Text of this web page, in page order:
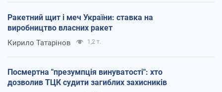
Ракетний щит і меч України: ставка на
виробництво власних ракет
Кирило Татарінов 1,2 т.
Посмертна "презумпція винуватості": хто
дозволив ТЦК судити загиблих захисників